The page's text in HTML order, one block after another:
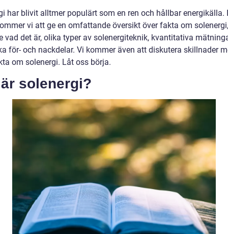
har blivit alltmer populärt som en ren och hållbar energikälla.
vi att ge en omfattande översikt över fakta om solenergi,
vad det är, olika typer av solenergiteknik, kvantitativa
för- och nackdelar. Vi kommer även att diskutera skillnader
om solenergi. Låt oss börja.
solenergi?